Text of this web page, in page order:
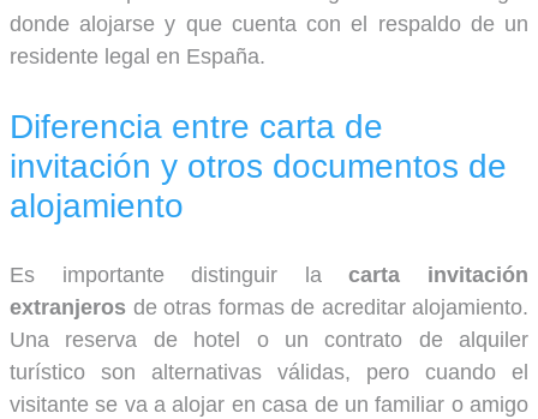
donde alojarse y que cuenta con el respaldo de un
residente legal en España.
Diferencia entre carta de
invitación y otros documentos de
alojamiento
Es importante distinguir lacarta invitación
extranjeros de otras formas de acreditar alojamiento.
Una reserva de hotel o un contrato de alquiler
turístico son alternativas válidas, pero cuando el
visitante se va a alojar en casa de un familiar o amigo